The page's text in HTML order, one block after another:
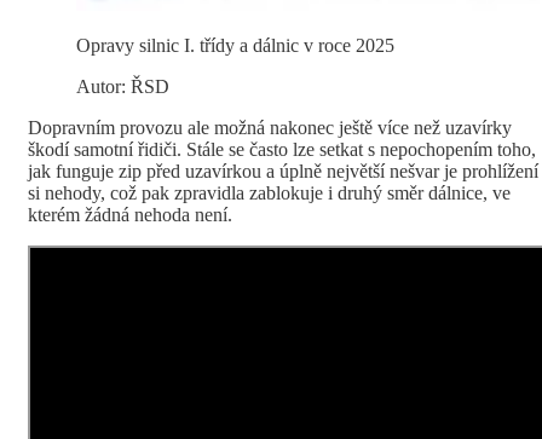
Opravy silnic I. třídy a dálnic v roce 2025
Autor: ŘSD
Dopravním provozu ale možná nakonec ještě více než uzavírky
škodí samotní řidiči. Stále se často lze setkat s nepochopením toho,
jak funguje zip před uzavírkou a úplně největší nešvar je prohlížení
si nehody, což pak zpravidla zablokuje i druhý směr dálnice, ve
kterém žádná nehoda není.